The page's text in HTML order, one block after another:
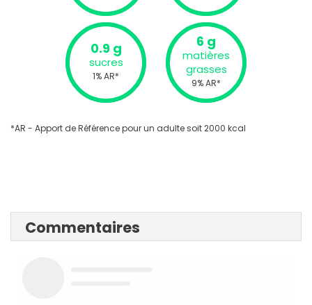
0.9 g
sucres
1% AR*
6 g
matières
grasses
9% AR*
*AR - Apport de Référence pour un adulte soit 2000 kcal
Commentaires